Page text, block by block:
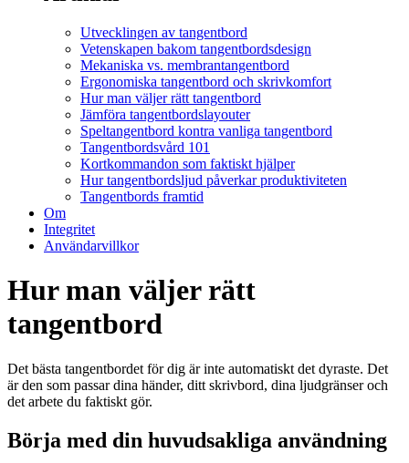
Utvecklingen av tangentbord
Vetenskapen bakom tangentbordsdesign
Mekaniska vs. membrantangentbord
Ergonomiska tangentbord och skrivkomfort
Hur man väljer rätt tangentbord
Jämföra tangentbordslayouter
Speltangentbord kontra vanliga tangentbord
Tangentbordsvård 101
Kortkommandon som faktiskt hjälper
Hur tangentbordsljud påverkar produktiviteten
Tangentbords framtid
Om
Integritet
Användarvillkor
Hur man väljer rätt
tangentbord
Det bästa tangentbordet för dig är inte automatiskt det dyraste. Det
är den som passar dina händer, ditt skrivbord, dina ljudgränser och
det arbete du faktiskt gör.
Börja med din huvudsakliga användning